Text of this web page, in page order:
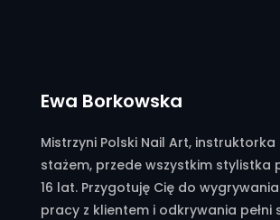
Ewa Borkowska
Mistrzyni Polski Nail Art, instruktorka
stażem, przede wszystkim stylistka
16 lat. Przygotuję Cię do
pracy z klientem i odkrywania pełni